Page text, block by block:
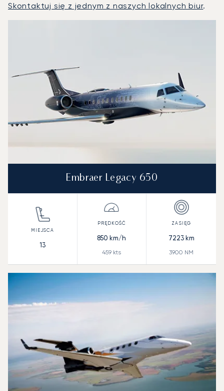
Skontaktuj się z jednym z naszych lokalnych biur.
Embraer Legacy 650
13
850 km/h
459 kts
7223km
3900 NM